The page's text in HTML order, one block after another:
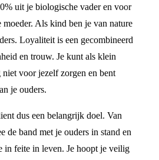
uit je biologische vader en voor
Als kind ben je van nature
Loyaliteit is een gecombineerd
en trouw. Je kunt als klein
voor jezelf zorgen en bent
je ouders.
dus een belangrijk doel. Van
de band met je ouders in stand en
in feite in leven. Je hoopt je veilig